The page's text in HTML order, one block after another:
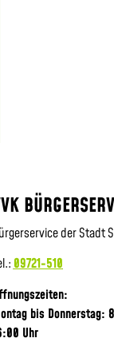
der Stadt
09721-510
bis Donnerstag:
Uhr